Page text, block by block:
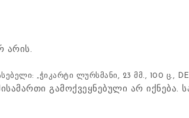
არის.
„ჭიკარტი ლურსმანი, 23 მმ., 100 ც.,
გამოქვეყნებული არ იქნება.